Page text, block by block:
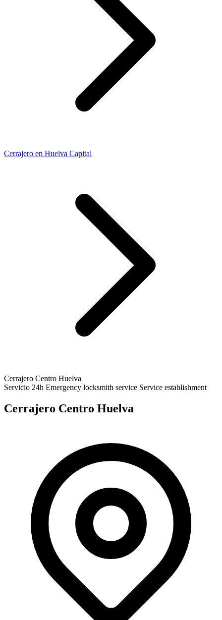
Cerrajero en Huelva Capital
Cerrajero Centro Huelva
Servicio 24h Emergency locksmith service Service establishment
Cerrajero Centro Huelva